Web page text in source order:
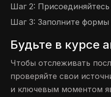
Шаг 2:
Шаг 3: Заполните формы
Будьте в курсе
Чтобы отслеживать
проверяйте свои
и ключевым моментом